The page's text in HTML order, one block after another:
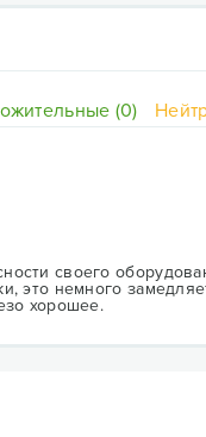
(0)
своего
это немного
хорошее.